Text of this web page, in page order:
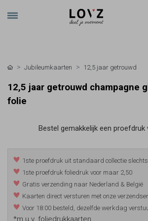
Jubileumkaarten 12,5 jaar getrouwd
12,5 jaar getrouwd champagne
folie
Bestel gemakkelijk een proefdruk
1ste proefdruk uit standaard collectie
1ste proefdruk foliedruk voor maar 2,50
Gratis verzending naar Nederland & België
Kaarten direct versturen met onze
Voor 18:00 besteld, dezelfde werkdag
*m.u.v. foliedrukkaarten